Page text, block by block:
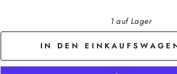
1 auf Lager
IN DEN